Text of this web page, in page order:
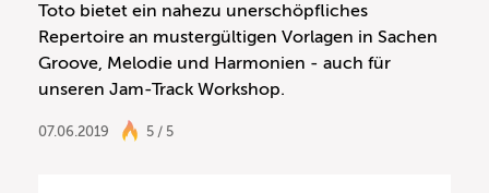
Toto bietet ein nahezu unerschöpfliches
Repertoire an mustergültigen Vorlagen in Sachen
Groove, Melodie und Harmonien - auch für
unseren Jam-Track Workshop.
07.06.2019 5 / 5